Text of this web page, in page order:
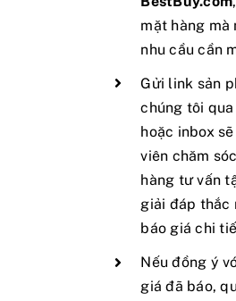
mặt hàng mà
nhu cầu cần
Gửi link sản
chúng tôi
hoặc inbox
viên chăm
hàng tư vấn
giải đáp thắc
báo giá chi
Nếu đồng ý
giá đã báo,